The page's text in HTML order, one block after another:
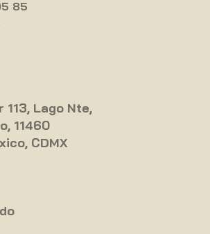
85
113, Lago Nte,
11460
CDMX